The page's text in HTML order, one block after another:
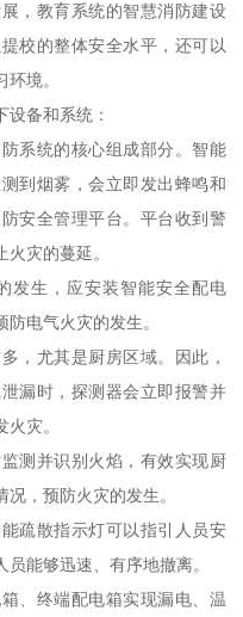
，教育系统的智慧消防建设
校的整体安全水平，还可以
境。
备和系统：
系统的核心组成部分。智能
到烟雾，会立即发出蜂鸣和
安全管理平台。平台收到警
灾的蔓延。
发生，应安装智能安全配电
电气火灾的发生。
，尤其是厨房区域。因此，
漏时，探测器会立即报警并
灾。
测并识别火焰，有效实现厨
，预防火灾的发生。
疏散指示灯可以指引人员安
能够迅速、有序地撤离。
、终端配电箱实现漏电、温